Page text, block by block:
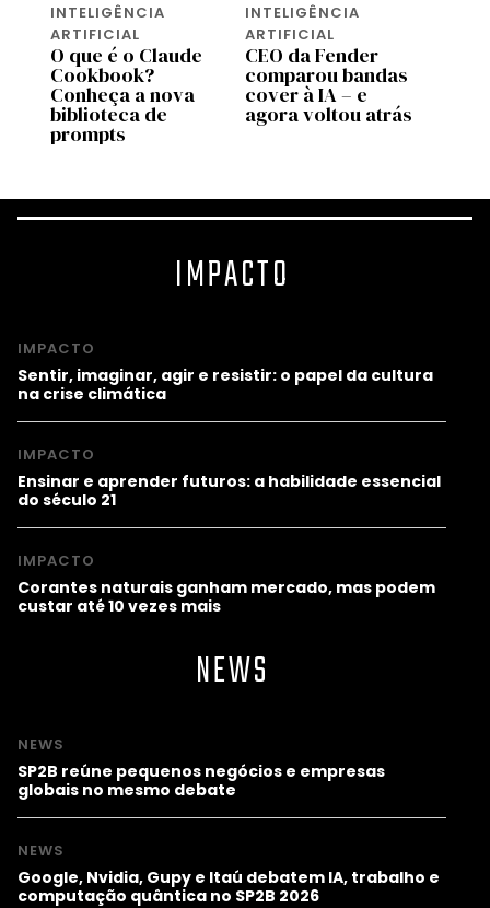
INTELIGÊNCIA
ARTIFICIAL
O que é o Claude
Cookbook?
Conheça a nova
biblioteca de
prompts
INTELIGÊNCIA
ARTIFICIAL
CEO da Fender
comparou bandas
cover à IA – e
agora voltou atrás
IMPACTO
IMPACTO
Sentir, imaginar, agir e resistir: o papel da cultura
na crise climática
IMPACTO
Ensinar e aprender futuros: a habilidade essencial
do século 21
IMPACTO
Corantes naturais ganham mercado, mas podem
custar até 10 vezes mais
NEWS
NEWS
SP2B reúne pequenos negócios e empresas
globais no mesmo debate
NEWS
Google, Nvidia, Gupy e Itaú debatem IA, trabalho e
computação quântica no SP2B 2026